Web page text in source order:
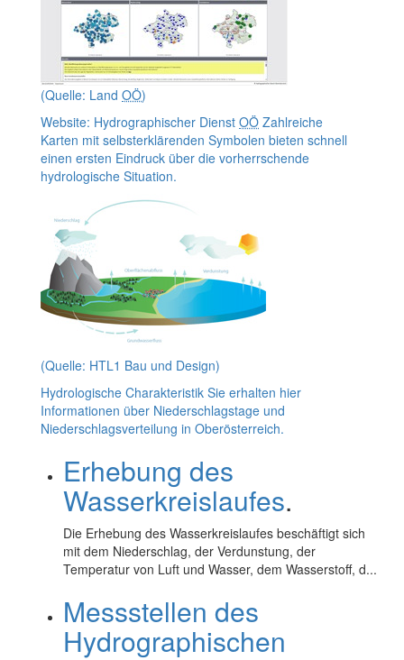
(Quelle: Land OÖ)
Website: Hydrographischer Dienst OÖ Zahlreiche
Karten mit selbsterklärenden Symbolen bieten schnell
einen ersten Eindruck über die vorherrschende
hydrologische Situation.
(Quelle: HTL1 Bau und Design)
Hydrologische Charakteristik Sie erhalten hier
Informationen über Niederschlagstage und
Niederschlagsverteilung in Oberösterreich.
Erhebung des
Wasserkreislaufes.
Die Erhebung des Wasserkreislaufes beschäftigt sich
mit dem Niederschlag, der Verdunstung, der
Temperatur von Luft und Wasser, dem Wasserstoff, d...
Messstellen des
Hydrographischen